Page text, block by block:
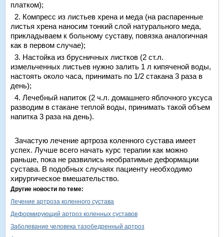
платком);
2. Компресс из листьев хрена и меда (на распаренные
листья хрена наносим тонкий слой натурального меда,
прикладываем к больному суставу, повязка аналогичная
как в первом случае);
3. Настойка из брусничных листков (2 ст.л.
измельченных листьев нужно залить 1 л кипяченой воды,
настоять около часа, принимать по 1/2 стакана 3 раза в
день);
4. Лечебный напиток (2 ч.л. домашнего яблочного уксуса
разводим в стакане теплой воды, принимать такой объем
напитка 3 раза на день).
Зачастую лечение артроза коленного сустава имеет
успех. Лучше всего начать курс терапии как можно
раньше, пока не развились необратимые деформации
сустава. В подобных случаях пациенту необходимо
хирургическое вмешательство.
Другие новости по теме:
Лечение артроза коленного сустава
Деформирующий артроз коленных суставов
Заболевание человека тазобедренный артроз